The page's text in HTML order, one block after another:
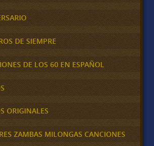
DE SIEMPRE
DE LOS 60 EN ESPAÑOL
ORIGINALES
ZAMBAS MILONGAS CANCIONES